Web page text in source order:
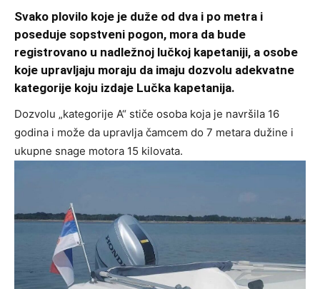
Svako plovilo koje je duže od dva i po metra i
poseduje sopstveni pogon, mora da bude
registrovano u nadležnoj lučkoj kapetaniji, a osobe
koje upravljaju moraju da imaju dozvolu adekvatne
kategorije koju izdaje Lučka kapetanija.
Dozvolu „kategorije A“ stiče osoba koja je navršila 16
godina i može da upravlja čamcem do 7 metara dužine i
ukupne snage motora 15 kilovata.